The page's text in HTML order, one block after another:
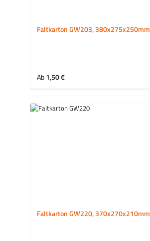
Faltkarton GW203, 380x275x250mm
Regulärer Preis:
Ab1,50 €
Faltkarton GW220, 370x270x210mm